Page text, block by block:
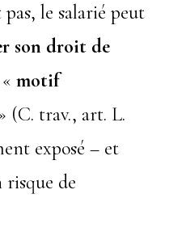
pas, le salarié peut
son droit de
«motif
(C. trav., art. L.
exposé – et
risque de